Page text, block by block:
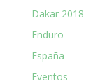
Dakar 2018
Enduro
España
Eventos